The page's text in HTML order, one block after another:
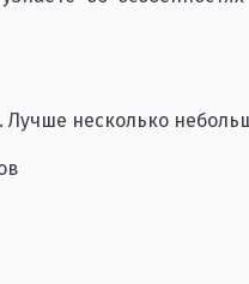
Лучше несколько